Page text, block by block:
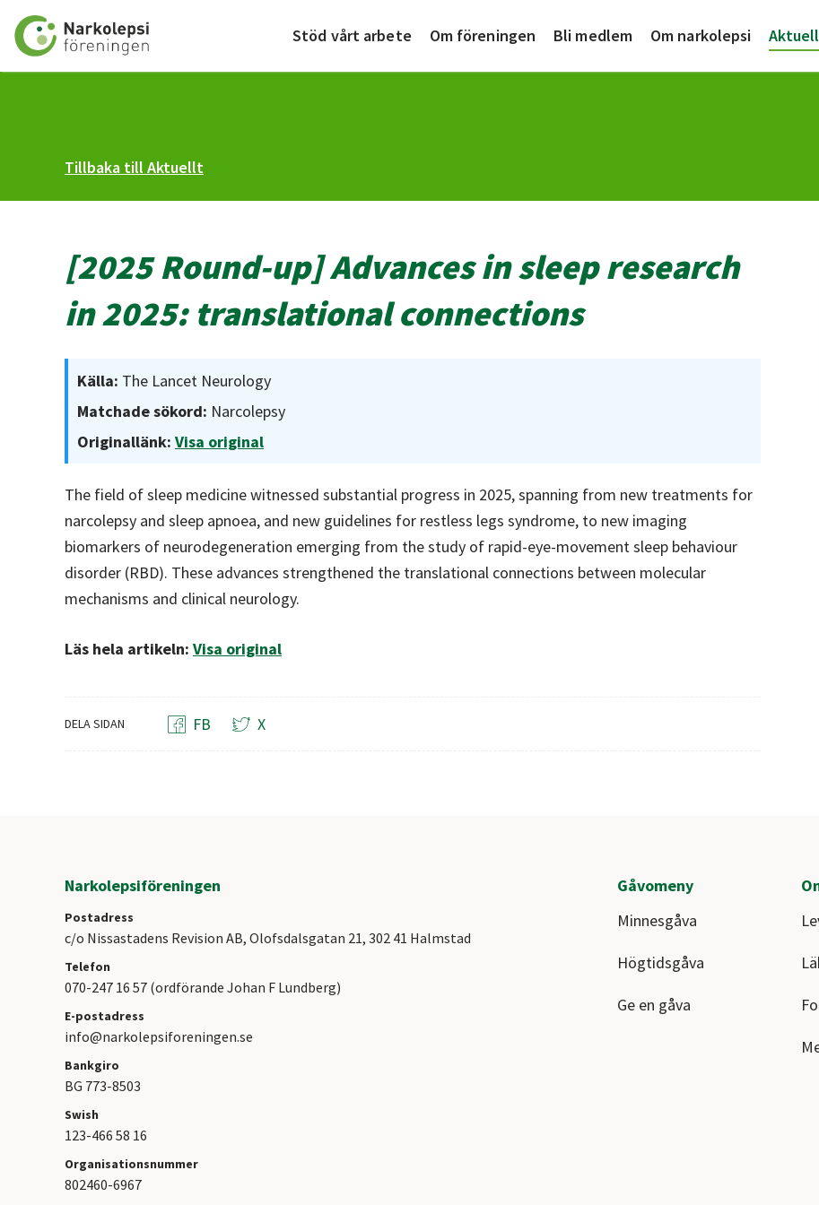
Till startsidan Stöd vårt arbete Om föreningen Bli medlem Om narkolepsi
Tillbaka till Aktuellt
[2025 Round-up] Advances in sleep research
in 2025: translational connections
Källa: The Lancet Neurology
Matchade sökord: Narcolepsy
Originallänk: Visa original
The field of sleep medicine witnessed substantial progress in 2025, spanning from new treatments for
narcolepsy and sleep apnoea, and new guidelines for restless legs syndrome, to new imaging
biomarkers of neurodegeneration emerging from the study of rapid-eye-movement sleep behaviour
disorder (RBD). These advances strengthened the translational connections between molecular
mechanisms and clinical neurology.
Läs hela artikeln: Visa original
DELA SIDAN FB X
Narkolepsiföreningen
Postadress
c/o Nissastadens Revision AB, Olofsdalsgatan 21, 302 41 Halmstad
Telefon
070-247 16 57 (ordförande Johan F Lundberg)
E-postadress
info@narkolepsiforeningen.se
Bankgiro
BG 773-8503
Swish
123-466 58 16
Organisationsnummer
802460-6967
Gåvomeny
Minnesgåva
Högtidsgåva
Ge en gåva